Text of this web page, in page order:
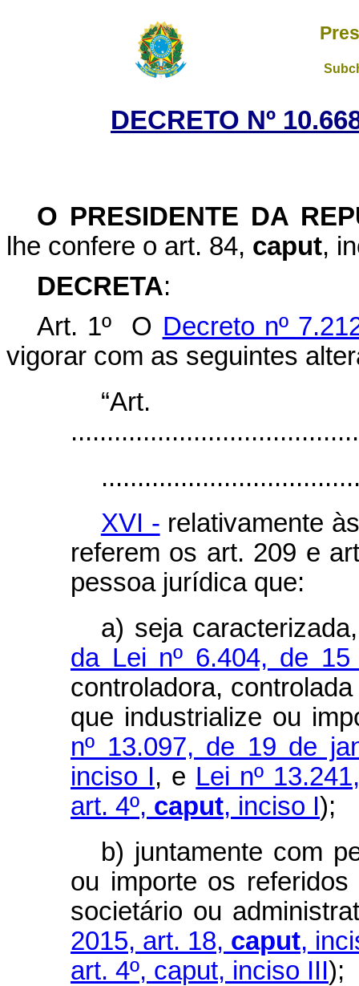
DECRETO Nº
O PRESIDENTE DA
lhe confere o art. 84, caput,
DECRETA:
Art. 1º O Decreto nº
vigorar com as seguintes
XVI - relativamente
referem os art. 209 e
pessoa jurídica que:
a) seja
da Lei nº 6.404, de
controladora,
que industrialize ou
nº 13.097, de 19 de
inciso I, e Lei nº
art. 4º, caput, inciso I);
b) juntamente com
ou importe os
societário ou
2015, art. 18, caput,
art. 4º, caput, inciso III);